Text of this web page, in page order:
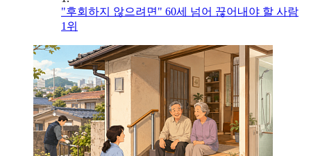
"후회하지 않으려면" 60세 넘어 끊어내야 할 사람
1위